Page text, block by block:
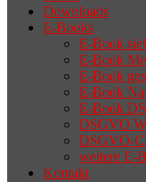
Downloads
E-Books
E-Book
E-Book
E-Book
E-Book
E-Book
DSGVO
DSGVO-
weitere E-
Kontakt